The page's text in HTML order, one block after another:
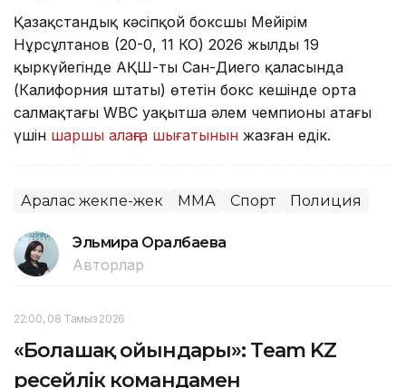
Қазақстандық кәсіпқой боксшы Мейірім
Нұрсұлтанов (20-0, 11 КО) 2026 жылдың 19
қыркүйегінде АҚШ-тың Сан-Диего қаласында
(Калифорния штаты) өтетін бокс кешінде орта
салмақтағы WBC уақытша әлем чемпионы атағы
үшін шаршы алаңға шығатынын жазған едік.
Аралас жекпе-жек ММА Спорт Полиция
Эльмира Оралбаева
Авторлар
22:00, 08 Тамыз 2026
«Болашақ ойындары»: Team KZ
ресейлік командамен